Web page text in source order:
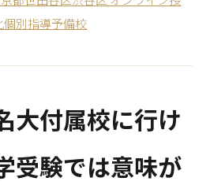
別指導予備校
大付属校に行け
受験では意味が